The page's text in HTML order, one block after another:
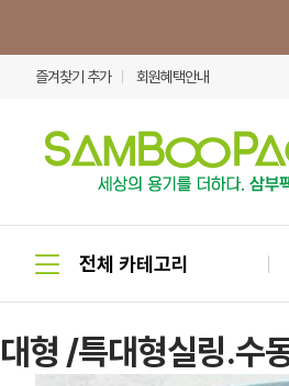
즐겨찾기 추가 회원혜택안내
대형 /특대형실링.수